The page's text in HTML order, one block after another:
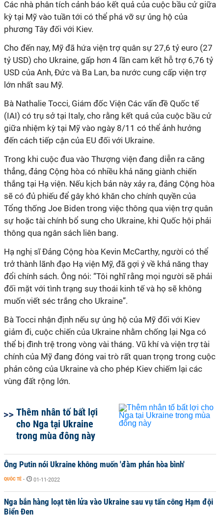
Các nhà phân tích cảnh báo kết quả của cuộc bầu cử giữa
kỳ tại Mỹ vào tuần tới có thể phá vỡ sự ủng hộ của
phương Tây đối với Kiev.
Cho đến nay, Mỹ đã hứa viện trợ quân sự 27,6 tỷ euro (27
tỷ USD) cho Ukraine, gấp hơn 4 lần cam kết hỗ trợ 6,76 tỷ
USD của Anh, Đức và Ba Lan, ba nước cung cấp viện trợ
lớn nhất sau Mỹ.
Bà Nathalie Tocci, Giám đốc Viện Các vấn đề Quốc tế
(IAI) có trụ sở tại Italy, cho rằng kết quả của cuộc bầu cử
giữa nhiệm kỳ tại Mỹ vào ngày 8/11 có thể ảnh hưởng
đến cách tiếp cận của EU đối với Ukraine.
Trong khi cuộc đua vào Thượng viện đang diễn ra căng
thẳng, đảng Cộng hòa có nhiều khả năng giành chiến
thắng tại Hạ viện. Nếu kịch bản này xảy ra, đảng Cộng hòa
sẽ có đủ phiếu để gây khó khăn cho chính quyền của
Tổng thống Joe Biden trong việc thông qua viện trợ quân
sự hoặc tài chính bổ sung cho Ukraine, khi Quốc hội phải
thông qua ngân sách liên bang.
Hạ nghị sĩ Đảng Cộng hòa Kevin McCarthy, người có thể
trở thành lãnh đạo Hạ viện Mỹ, đã gợi ý về khả năng thay
đổi chính sách. Ông nói: “Tôi nghĩ rằng mọi người sẽ phải
đối mặt với tình trạng suy thoái kinh tế và họ sẽ không
muốn viết séc trắng cho Ukraine”.
Bà Tocci nhận định nếu sự ủng hộ của Mỹ đối với Kiev
giảm đi, cuộc chiến của Ukraine nhằm chống lại Nga có
thể bị đình trệ trong vòng vài tháng. Vũ khí và viện trợ tài
chính của Mỹ đang đóng vai trò rất quan trọng trong cuộc
phản công của Ukraine và cho phép Kiev chiếm lại các
vùng đất rộng lớn.
Thêm nhân tố bất lợi
cho Nga tại Ukraine
trong mùa đông này
Ông Putin nói Ukraine không muốn 'đàm phán hòa bình'
QUỐC TẾ - 01-11-2022
Nga bắn hàng loạt tên lửa vào Ukraine sau vụ tấn công Hạm đội
Biển Đen